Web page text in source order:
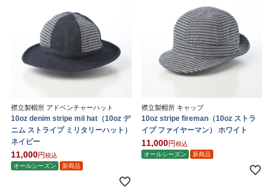
襟立製帽所 アドベンチャーハット
10oz denim stripe mil hat（10oz デ
ニム ストライプ ミリタリーハット）
ネイビー
11,000
税込
オールシーズン
新商品
襟立製帽所 キャップ
10oz stripe fireman（10oz ストラ
イプ ファイヤーマン） ホワイト
11,000
税込
オールシーズン
新商品